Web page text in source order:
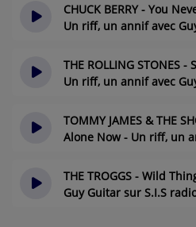
CHUCK BERRY - You
Un riff, un annif avec
THE ROLLING STONES
Un riff, un annif avec
TOMMY JAMES & THE
Alone Now - Un riff, un
il y a 4 ans
THE TROGGS - Wild
Guy Guitar sur S.I.S